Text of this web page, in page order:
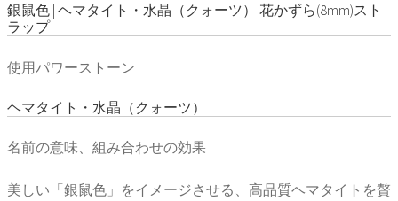
銀鼠色 | ヘマタイト・水晶（クォーツ） 花かずら(8mm)スト
ラップ
使用パワーストーン
ヘマタイト・水晶（クォーツ）
名前の意味、組み合わせの効果
美しい「銀鼠色」をイメージさせる、高品質ヘマタイトを贅